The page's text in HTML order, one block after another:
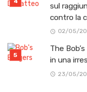
sul
contro la
02/05/
The
in una
23/05/